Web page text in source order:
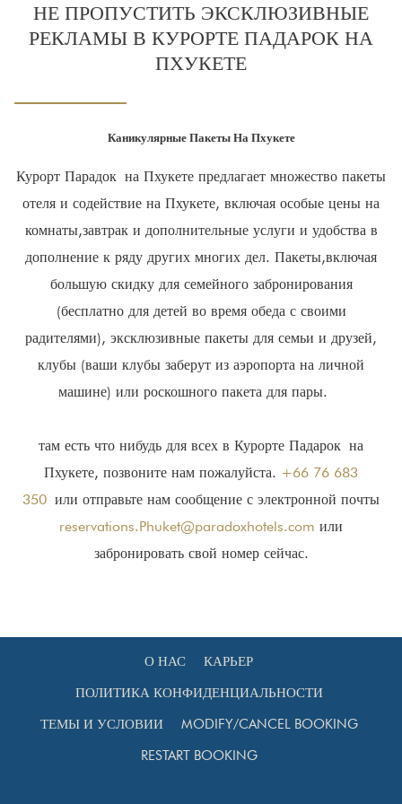
following
links
will
content
above
НЕ ПРОПУСТИТЬ ЭКСКЛЮЗИВНЫЕ
РЕКЛАМЫ В КУРОРТЕ ПАДАРОК НА
ПХУКЕТЕ
Каникулярные Пакеты На Пхукете
Курорт Парадок на Пхукете предлагает множество пакеты
отеля и содействие на Пхукете, включая особые цены на
комнаты,завтрак и дополнительные услуги и удобства в
дополнение к ряду других многих дел. Пакеты,включая
большую скидку для семейного забронирования
(бесплатно для детей во время обеда с своими
радителями), эксклюзивные пакеты для семьи и друзей,
клубы (ваши клубы заберут из аэропорта на личной
машине) или роскошного пакета для пары.
там есть что нибудь для всех в Курорте Падарок на
Пхукете, позвоните нам пожалуйста. +66 76 683
350 или отправьте нам сообщение с электронной почты
reservations.Phuket@paradoxhotels.com или
забронировать свой номер сейчас.
О НАС
КАРЬЕР
ПОЛИТИКА КОНФИДЕНЦИАЛЬНОСТИ
ТЕМЫ И УСЛОВИИ
MODIFY/CANCEL BOOKING
RESTART BOOKING